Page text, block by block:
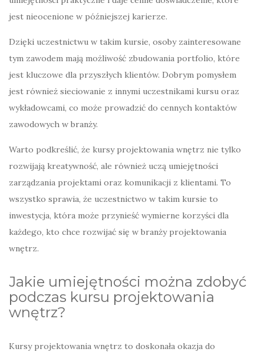
jest nieocenione w późniejszej karierze.
Dzięki uczestnictwu w takim kursie, osoby zainteresowane
tym zawodem mają możliwość zbudowania portfolio, które
jest kluczowe dla przyszłych klientów. Dobrym pomysłem
jest również sieciowanie z innymi uczestnikami kursu oraz
wykładowcami, co może prowadzić do cennych kontaktów
zawodowych w branży.
Warto podkreślić, że kursy projektowania wnętrz nie tylko
rozwijają kreatywność, ale również uczą umiejętności
zarządzania projektami oraz komunikacji z klientami. To
wszystko sprawia, że uczestnictwo w takim kursie to
inwestycja, która może przynieść wymierne korzyści dla
każdego, kto chce rozwijać się w branży projektowania
wnętrz.
Jakie umiejętności można zdobyć
podczas kursu projektowania
wnętrz?
Kursy projektowania wnętrz to doskonała okazja do